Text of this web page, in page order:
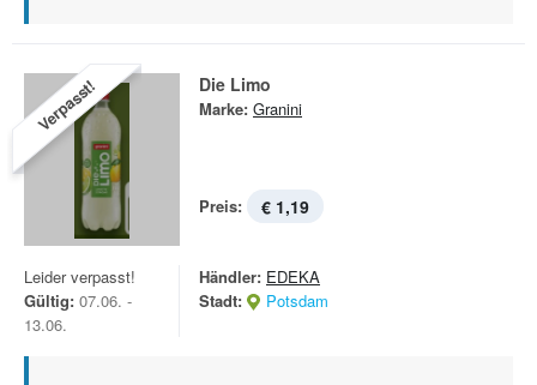
Verpasst! Die Limo
Marke: Granini
Preis: € 1,19
Leider verpasst!
Gültig: 07.06. -
13.06.
Händler: EDEKA
Stadt:
Potsdam